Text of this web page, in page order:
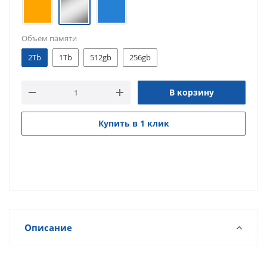
Объём памяти
2Tb
1Tb 512gb 256gb
В корзину
Купить в 1 клик
Описание